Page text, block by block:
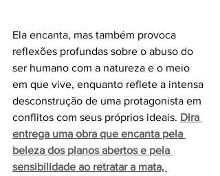
Ela encanta, mas também provoca
reflexões profundas sobre o abuso do
ser humano com a natureza e o meio
em que vive, enquanto reflete a intensa
desconstrução de uma protagonista em
conflitos com seus próprios ideais. Dira
entrega uma obra que encanta pela
beleza dos planos abertos e pela
sensibilidade ao retratar a mata,